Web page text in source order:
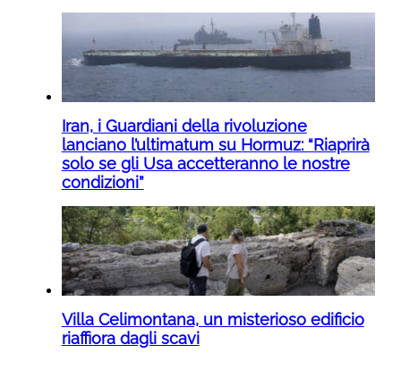
Iran, i Guardiani della rivoluzione
lanciano l’ultimatum su Hormuz: “Riaprirà
solo se gli Usa accetteranno le nostre
condizioni”
Villa Celimontana, un misterioso edificio
riaffiora dagli scavi